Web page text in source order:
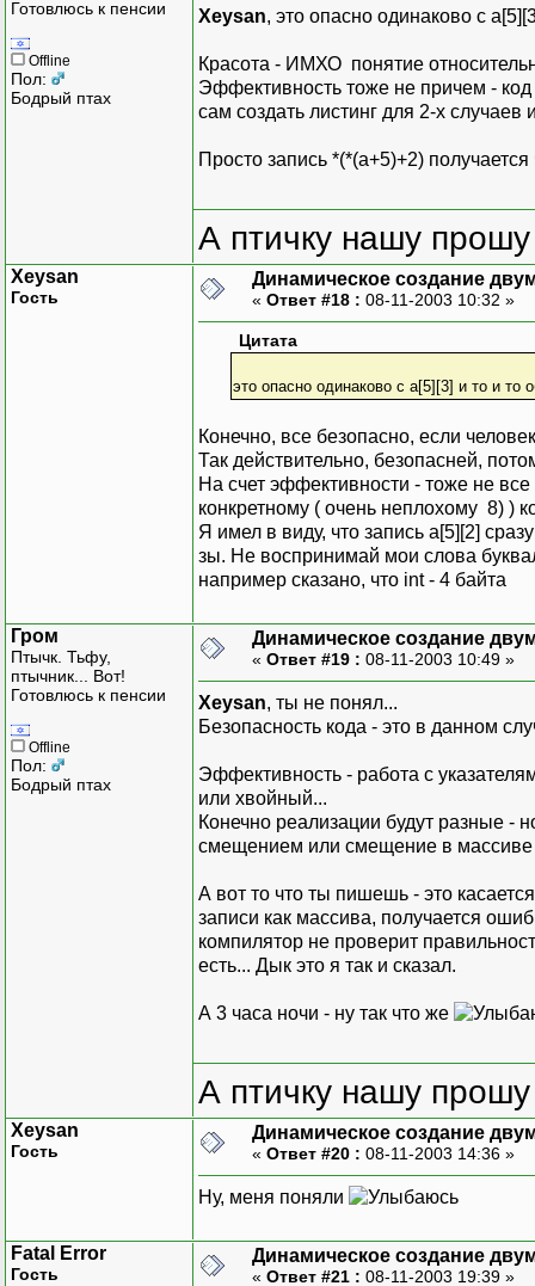
Готовлюсь к пенсии
Offline
Пол:
Бодрый птах
Xeysan, это опасно одинаково с
Красота - ИМХО понятие
Эффективность тоже не причем -
сам создать листинг для 2-х случаев
Просто запись *(*(a+5)+2)
А птичку нашу
Xeysan
Гость
Динамическое создание
« Ответ #18 : 08-11-2003 10:32 »
Цитата
это опасно одинаково с a[5][3] и то и то
Конечно, все безопасно, если
Так действительно, безопасней,
На счет эффективности - тоже не все
конкретному ( очень неплохому 8) )
Я имел в виду, что запись a[5][2]
зы. Не воспринимай мои слова
например сказано, что int - 4 байта
Гром
Птычк. Тьфу,
птычник... Вот!
Готовлюсь к пенсии
Offline
Пол:
Бодрый птах
Динамическое создание
« Ответ #19 : 08-11-2003 10:49 »
Xeysan, ты не понял...
Безопасность кода - это в данном
Эффективность - работа с
или хвойный...
Конечно реализации будут разные -
смещением или смещение в массиве
А вот то что ты пишешь - это
записи как массива, получается
компилятор не проверит
есть... Дык это я так и сказал.
А 3 часа ночи - ну так что же
А птичку нашу
Xeysan
Гость
Динамическое создание
« Ответ #20 : 08-11-2003 14:36 »
Ну, меня поняли
Fatal Error
Гость
Динамическое создание
« Ответ #21 : 08-11-2003 19:39 »